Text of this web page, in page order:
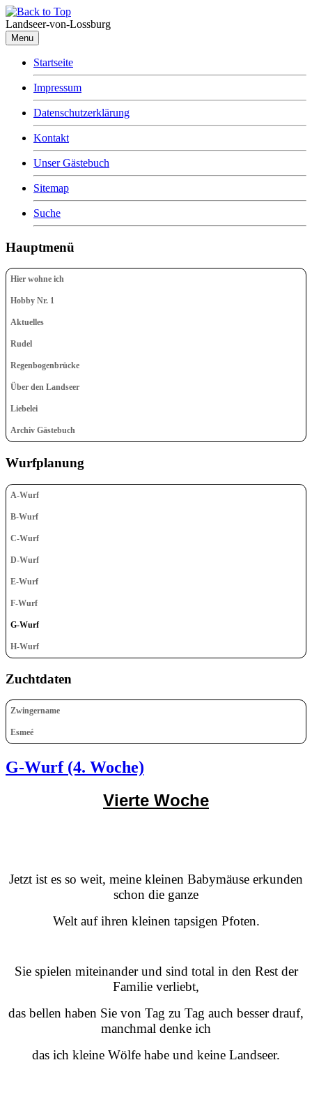
Landseer-von-Lossburg
Menu
Startseite
Impressum
Datenschutzerklärung
Kontakt
Unser Gästebuch
Sitemap
Suche
Hauptmenü
Hier wohne ich
Hobby Nr. 1
Aktuelles
Rudel
Regenbogenbrücke
Über den Landseer
Liebelei
Archiv Gästebuch
Wurfplanung
A-Wurf
B-Wurf
C-Wurf
D-Wurf
E-Wurf
F-Wurf
G-Wurf
H-Wurf
Zuchtdaten
Zwingername
Esmeé
G-Wurf (4. Woche)
Vierte Woche
Jetzt ist es so weit, meine kleinen Babymäuse erkunden
schon die ganze
Welt auf ihren kleinen tapsigen Pfoten.
Sie spielen miteinander und sind total in den Rest der
Familie verliebt,
das bellen haben Sie von Tag zu Tag auch besser drauf,
manchmal denke ich
das ich kleine Wölfe habe und keine Landseer.